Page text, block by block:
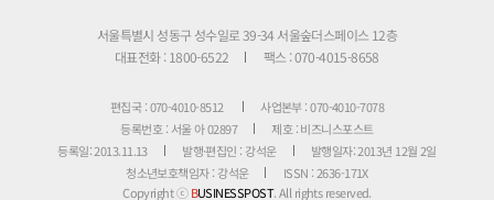
서울특별시 성동구 성수일로 39-34 서울숲더스페이스 12층
대표전화 : 1800-6522
팩스 : 070-4015-8658
편집국 : 070-4010-8512
사업본부 : 070-4010-7078
등록번호 : 서울 아 02897
제호 : 비즈니스포스트
등록일: 2013.11.13
발행·편집인 : 강석운
발행일자: 2013년 12월 2일
청소년보호책임자 : 강석운
ISSN : 2636-171X
Copyright ⓒBUSINESSPOST. All rights reserved.